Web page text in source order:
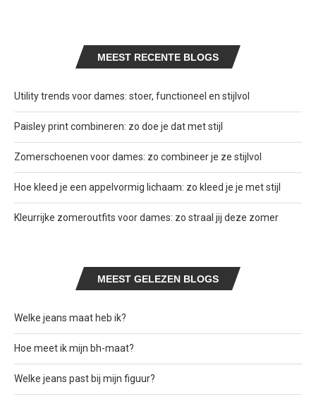
MEEST RECENTE BLOGS
Utility trends voor dames: stoer, functioneel en stijlvol
Paisley print combineren: zo doe je dat met stijl
Zomerschoenen voor dames: zo combineer je ze stijlvol
Hoe kleed je een appelvormig lichaam: zo kleed je je met stijl
Kleurrijke zomeroutfits voor dames: zo straal jij deze zomer
MEEST GELEZEN BLOGS
Welke jeans maat heb ik?
Hoe meet ik mijn bh-maat?
Welke jeans past bij mijn figuur?